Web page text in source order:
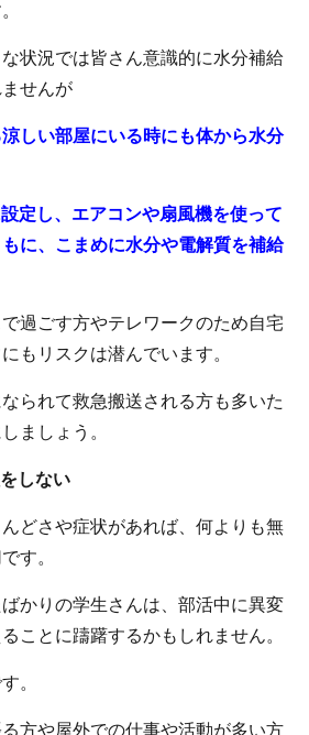
。
状況では皆さん意識的に水分補給
せんが
しい部屋にいる時にも体から水分
定し、エアコンや扇風機を使って
に、こまめに水分や電解質を補給
過ごす方やテレワークのため自宅
もリスクは潜んでいます。
られて救急搬送される方も多いた
ましょう。
しない
どさや症状があれば、何よりも無
す。
かりの学生さんは、部活中に異変
ことに躊躇するかもしれません。
。
方や屋外での仕事や活動が多い方